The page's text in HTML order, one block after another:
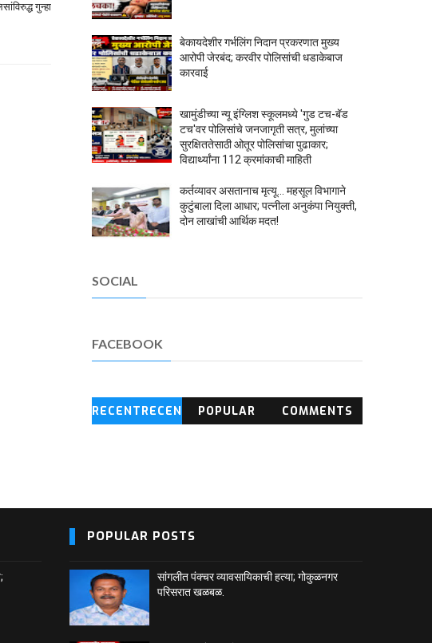
गुन्हा
बेकायदेशीर गर्भलिंग निदान प्रकरणात मुख्य
आरोपी जेरबंद; करवीर पोलिसांची धडाकेबाज
कारवाई
खामुंडीच्या न्यू इंग्लिश स्कूलमध्ये 'गुड टच-बॅड
टच'वर पोलिसांचे जनजागृती सत्र, मुलांच्या
सुरक्षिततेसाठी ओतूर पोलिसांचा पुढाकार;
विद्यार्थ्यांना 112 क्रमांकाची माहिती
कर्तव्यावर असतानाच मृत्यू... महसूल विभागाने
कुटुंबाला दिला आधार; पत्नीला अनुकंपा नियुक्ती,
दोन लाखांची आर्थिक मदत!
SOCIAL
FACEBOOK
RECENTRECEN
POPULAR COMMENTS
POPULAR POSTS
सांगलीत पंक्चर व्यावसायिकाची हत्या; गोकुळनगर
परिसरात खळबळ.